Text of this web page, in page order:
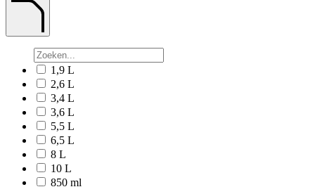
1,9 L
2,6 L
3,4 L
3,6 L
5,5 L
6,5 L
8 L
10 L
850 ml